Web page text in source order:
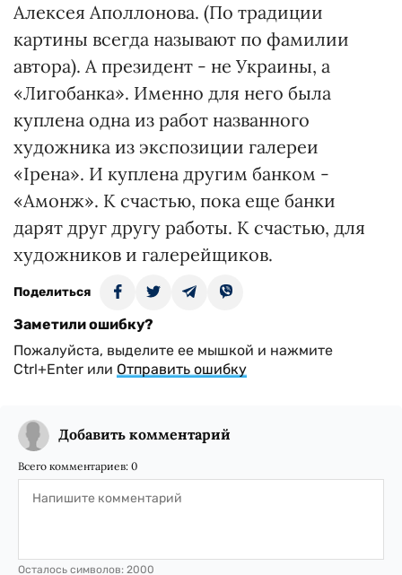
Алексея Аполлонова. (По традиции
картины всегда называют по фамилии
автора). А президент - не Украины, а
«Лигобанка». Именно для него была
куплена одна из работ названного
художника из экспозиции галереи
«Ірена». И куплена другим банком -
«Амонж». К счастью, пока еще банки
дарят друг другу работы. К счастью, для
художников и галерейщиков.
Поделиться
Заметили ошибку?
Пожалуйста, выделите ее мышкой и нажмите
Ctrl+Enter или Отправить ошибку
Добавить комментарий
Всего комментариев: 0
Осталось символов: 2000